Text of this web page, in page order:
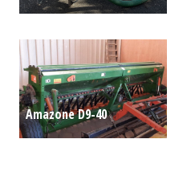
#779019
€0
Amazone D9-40